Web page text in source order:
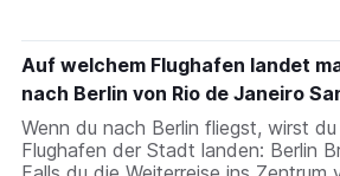
Auf welchem Flughafen landet
nach Berlin von Rio de Janeiro
Wenn du nach Berlin fliegst, wirst
Flughafen der Stadt landen: Berlin